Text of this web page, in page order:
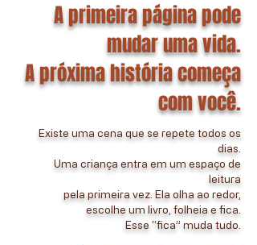
A primeira página pode
mudar uma vida.
A próxima história começa
com você.
Existe uma cena que se repete todos os
dias.
Uma criança entra em um espaço de
leitura
pela primeira vez. Ela olha ao redor,
escolhe um livro, folheia e fica.
Esse “fica” muda tudo.